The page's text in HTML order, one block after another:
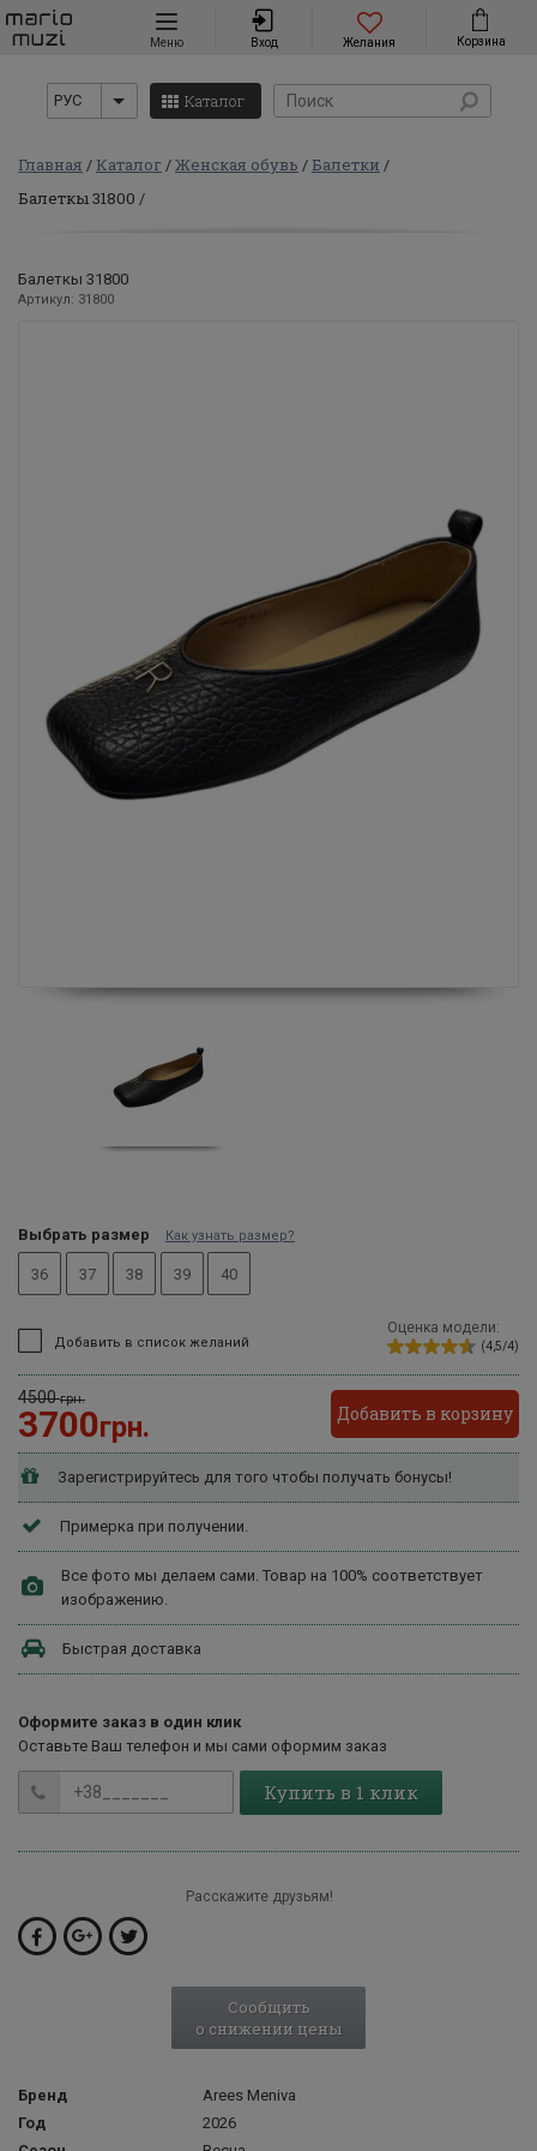
Навигация
Меню Вход Желания Корзина
РУС Каталог
Главная Каталог Женская обувь
Балетки
Балеткы 31800
Балеткы 31800
Артикул: 31800
Выбрать размер Как узнать размер?
36 37 38 39 40
Добавить в список желаний
Оценка модели:
(4,5/4)
4500грн.
3700грн. Добавить в корзину
Зарегистрируйтесь для того чтобы получать бонусы!
Примерка при получении.
Все фото мы делаем сами. Товар на 100% соответствует
изображению.
Быстрая доставка
Оформите заказ в один клик
Оставьте Ваш телефон и мы сами оформим заказ
Купить в 1 клик
Расскажите друзьям!
Сообщить
о снижении цены
Бренд
Arees Meniva
Год
2026